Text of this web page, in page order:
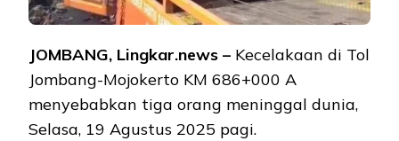
JOMBANG, Lingkar.news – Kecelakaan di Tol
Jombang-Mojokerto KM 686+000 A
menyebabkan tiga orang meninggal dunia,
Selasa, 19 Agustus 2025 pagi.